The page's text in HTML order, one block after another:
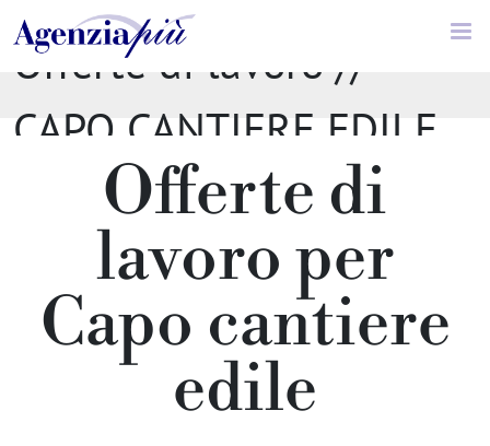
Offerte di lavoro //
CAPO CANTIERE EDILE
Offerte di
lavoro per
Capo cantiere
edile